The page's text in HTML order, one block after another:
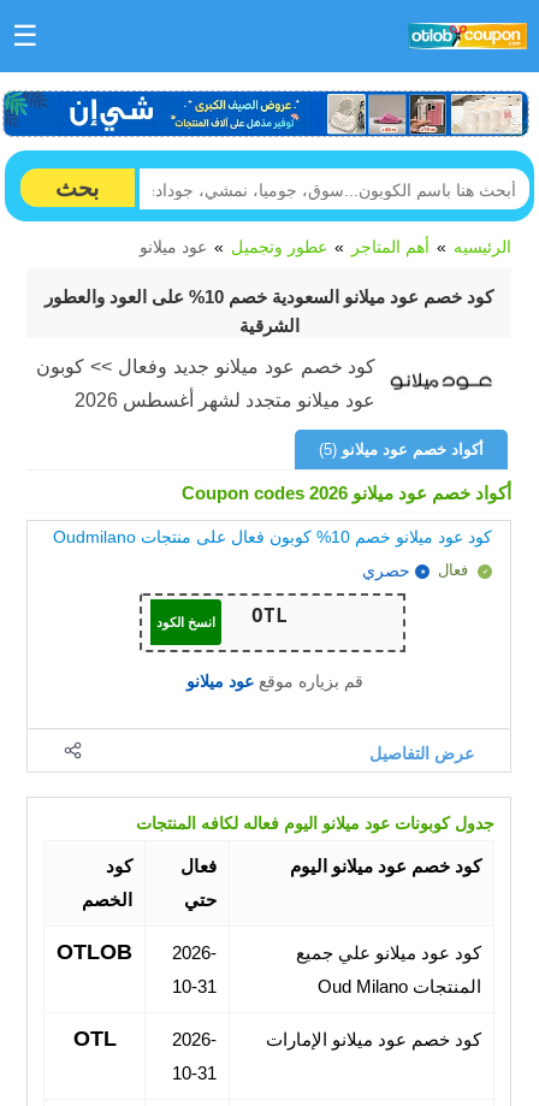
☰
بحث
الرئيسيه أهم المتاجر عطور وتجميل عود ميلانو
كود خصم عود ميلانو السعودية خصم 10% على العود والعطور
الشرقية
كود خصم عود ميلانو جديد وفعال >> كوبون
عود ميلانو متجدد لشهر أغسطس 2026
أكواد خصم عود ميلانو (5)
أكواد خصم عود ميلانو Coupon codes 2026
كود عود ميلانو خصم 10% كوبون فعال على منتجات Oudmilano
فعال حصري
انسخ الكود
قم بزياره موقععود ميلانو
عرض التفاصيل
جدول كوبونات عود ميلانو اليوم فعاله لكافه المنتجات
كود خصم عود ميلانو اليوم
فعال
حتي
كود
الخصم
كود عود ميلانو علي جميع
المنتجات Oud Milano
2026-
10-31
OTLOB
كود خصم عود ميلانو الإمارات
2026-
10-31
OTL